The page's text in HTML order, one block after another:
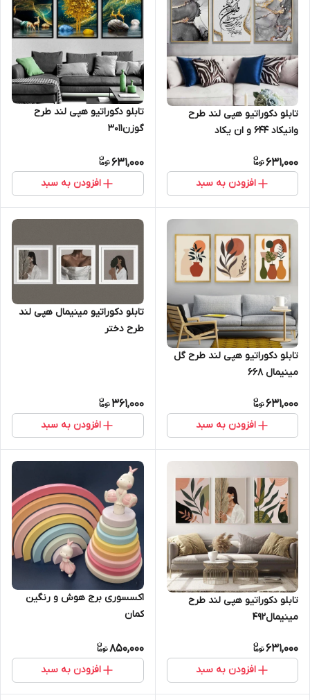
تابلو دکوراتیو هپی لند طرح
وانیکاد 644 و ان یکاد
631,000
افزودن به سبد
تابلو دکوراتیو هپی لند طرح
گوزن3011
631,000
افزودن به سبد
تابلو دکوراتیو هپی لند طرح گل
مینیمال 668
631,000
افزودن به سبد
تابلو دکوراتیو مینیمال هپی لند
طرح دختر
361,000
افزودن به سبد
تابلو دکوراتیو هپی لند طرح
مینیمال492
631,000
افزودن به سبد
اکسسوری برج هوش و رنگین
کمان
850,000
افزودن به سبد